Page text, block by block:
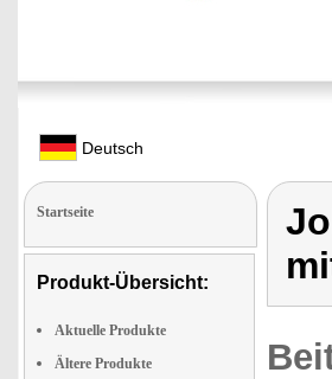
Deutsch
Startseite
Produkt-Übersicht:
Aktuelle Produkte
Ältere Produkte